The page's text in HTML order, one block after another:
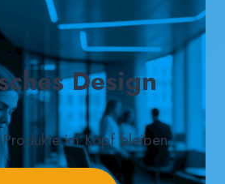
Design
im Kopf bleiben.